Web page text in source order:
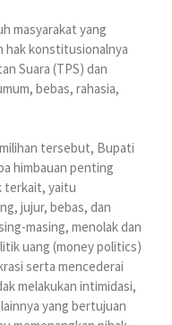
masyarakat yang
hak konstitusionalnya
Suara (TPS) dan
bebas, rahasia,
tersebut, Bupati
himbauan penting
terkait, yaitu
jujur, bebas, dan
masing, menolak dan
uang (money politics)
serta mencederai
melakukan intimidasi,
yang bertujuan